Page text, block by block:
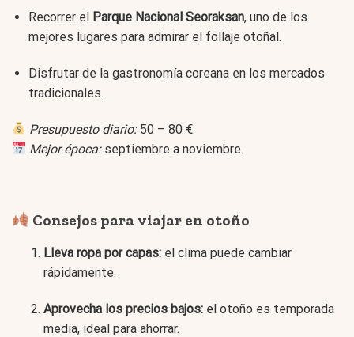
Recorrer el Parque Nacional Seoraksan, uno de los
mejores lugares para admirar el follaje otoñal.
Disfrutar de la gastronomía coreana en los mercados
tradicionales.
Presupuesto diario:50 – 80 €.
Mejor época:septiembre a noviembre.
Consejos para viajar en otoño
Lleva ropa por capas: el clima puede cambiar
rápidamente.
Aprovecha los precios bajos: el otoño es temporada
media, ideal para ahorrar.